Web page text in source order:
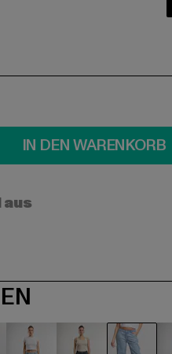
IN DEN WARENKORB